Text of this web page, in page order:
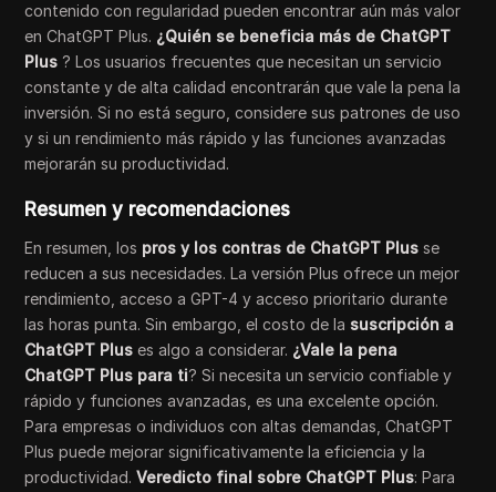
contenido con regularidad pueden encontrar aún más valor
en ChatGPT Plus. ¿Quién se beneficia más de ChatGPT
Plus ? Los usuarios frecuentes que necesitan un servicio
constante y de alta calidad encontrarán que vale la pena la
inversión. Si no está seguro, considere sus patrones de uso
y si un rendimiento más rápido y las funciones avanzadas
mejorarán su productividad.
Resumen y recomendaciones
En resumen, los pros y los contras de ChatGPT Plus se
reducen a sus necesidades. La versión Plus ofrece un mejor
rendimiento, acceso a GPT-4 y acceso prioritario durante
las horas punta. Sin embargo, el costo de la suscripción a
ChatGPT Plus es algo a considerar. ¿Vale la pena
ChatGPT Plus para ti? Si necesita un servicio confiable y
rápido y funciones avanzadas, es una excelente opción.
Para empresas o individuos con altas demandas, ChatGPT
Plus puede mejorar significativamente la eficiencia y la
productividad.Veredicto final sobre ChatGPT Plus: Para